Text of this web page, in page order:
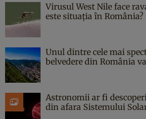
Virusul West Nile face
este situația în România?
Unul dintre cele mai
belvedere din România
Astronomii ar fi
din afara Sistemului